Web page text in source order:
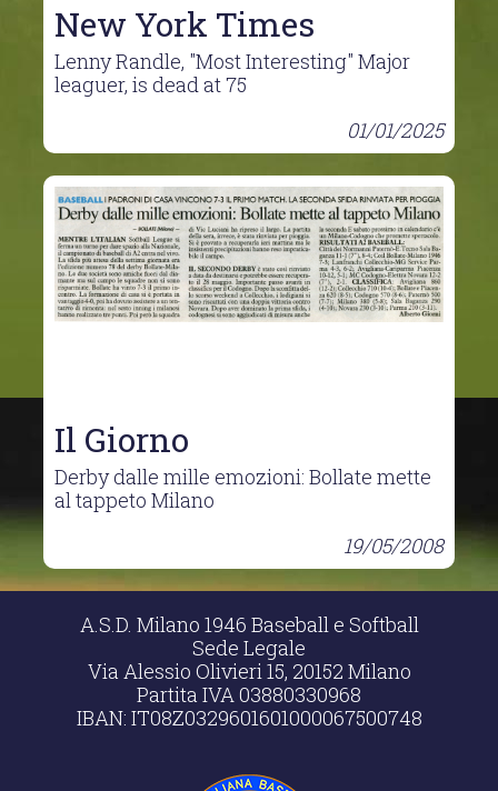
New York Times
Lenny Randle, "Most Interesting" Major
leaguer, is dead at 75
01/01/2025
Il Giorno
Derby dalle mille emozioni: Bollate mette
al tappeto Milano
19/05/2008
A.S.D. Milano 1946 Baseball e Softball
Sede Legale
Via Alessio Olivieri 15, 20152 Milano
Partita IVA 03880330968
IBAN: IT08Z0329601601000067500748